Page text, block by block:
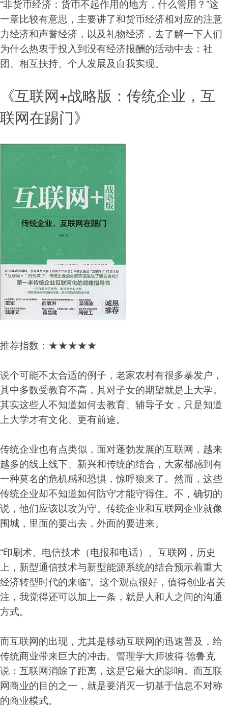
“非货币经济：货币不起作用的地方，什么管用？”这
一章比较有意思，主要讲了和货币经济相对应的注意
力经济和声誉经济，以及礼物经济，去了解一下人们
为什么热衷于投入到没有经济报酬的活动中去：社
团、相互扶持、个人发展及自我实现。
《互联网+战略版：传统企业，互
联网在踢门》
推荐指数：★★★★★
说个可能不太合适的例子，老家农村有很多暴发户，
其中多数受教育不高，其对子女的期望就是上大学。
其实这些人不知道如何去教育、辅导子女，只是知道
上大学才有文化、更有前途。
传统企业也有点类似，面对蓬勃发展的互联网，越来
越多的线上线下、新兴和传统的结合，大家都感到有
一种莫名的危机感和恐惧，惊呼狼来了。然而，这些
传统企业却不知道如何防守才能守得住。不，确切的
说，他们应该以攻为守。传统企业和互联网企业就像
围城，里面的要出去，外面的要进来。
“印刷术、电信技术（电报和电话）、互联网，历史
上，新型通信技术与新型能源系统的结合预示着重大
经济转型时代的来临”。这个观点很好，值得创业者关
注，我觉得还可以加上一条，就是人和人之间的沟通
方式。
而互联网的出现，尤其是移动互联网的迅速普及，给
传统商业带来巨大的冲击。管理学大师彼得·德鲁克
说：互联网消除了距离，这是它最大的影响。而互联
网商业的目的之一，就是要消灭一切基于信息不对称
的商业模式。